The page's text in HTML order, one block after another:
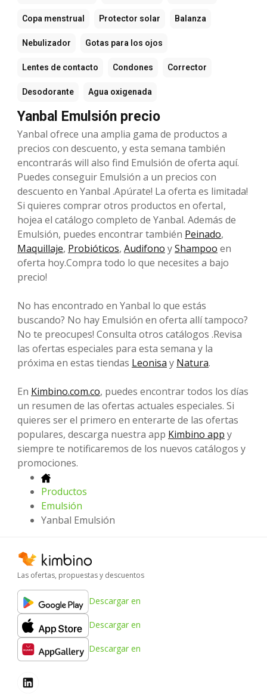
Copa menstrual Protector solar Balanza
Nebulizador Gotas para los ojos
Lentes de contacto Condones Corrector
Desodorante Agua oxigenada
Yanbal Emulsión precio
Yanbal ofrece una amplia gama de productos a
precios con descuento, y esta semana también
encontrarás will also find Emulsión de oferta aquí.
Puedes conseguir Emulsión a un precios con
descuento en Yanbal .Apúrate! La oferta es limitada!
Si quieres comprar otros productos en ofertaI,
hojea el catálogo completo de Yanbal. Además de
Emulsión, puedes encontrar también Peinado,
Maquillaje, Probióticos, Audifono yShampoo en
oferta hoy.Compra todo lo que necesites a bajo
precio!
No has encontrado en Yanbal lo que estás
buscando? No hay Emulsión en oferta allí tampoco?
No te preocupes! Consulta otros catálogos .Revisa
las ofertas especiales para esta semana y la
próxima en estas tiendas Leonisa y Natura.
En Kimbino.com.co, puedes encontrar todos los días
un resumen de las ofertas actuales especiales. Si
quieres ser el primero en enterarte de las ofertas
populares, descarga nuestra app Kimbino app y
siempre te notificaremos de los nuevos catálogos y
promociones.
Productos
Emulsión
Yanbal Emulsión
Las ofertas, propuestas y descuentos
Descargar en
Descargar en
Descargar en